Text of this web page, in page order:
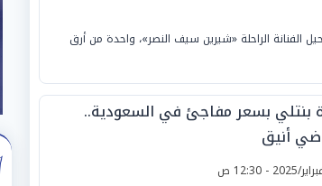
أبريل 2026»، الذكرى الثانية لرحيل الفنانة الراحلة «شيرين سيف النصر»، واحدة من أرق
بنتلي بسعر مفاجئ في السعودية..
أنيق